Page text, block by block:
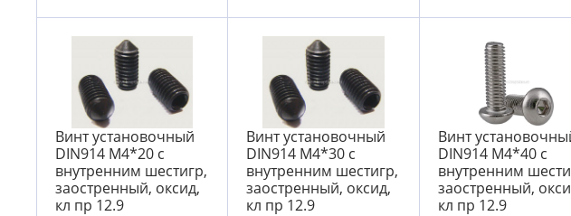
Винт установочный
DIN914 М4*20 с
внутренним шестигр,
заостренный, оксид,
кл пр 12.9
Винт установочный
DIN914 М4*30 с
внутренним шестигр,
заостренный, оксид,
кл пр 12.9
Винт
DIN914 М4*40 с
внутренним
заостренный,
кл пр 12.9